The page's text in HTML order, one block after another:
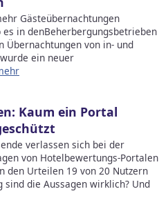
Gästeübernachtungen
es in denBeherbergungsbetrieben
Übernachtungen von in- und
ein neuer
Kaum ein Portal
verlassen sich bei der
von Hotelbewertungs-Portalen
den Urteilen 19 von 20 Nutzern
sind die Aussagen wirklich? Und